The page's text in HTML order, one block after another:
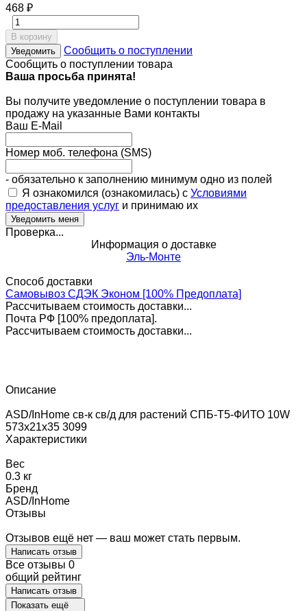
468 ₽
В корзину
Уведомить
Сообщить о поступлении
Сообщить о поступлении товара
Ваша просьба принята!
Вы получите уведомление о поступлении товара в
продажу на указанные Вами контакты
Ваш E-Mail
Номер моб. телефона (SMS)
- обязательно к заполнению минимум одно из полей
Я ознакомился (ознакомилась) с Условиями
предоставления услуг и принимаю их
Проверка...
Информация о доставке
Эль-Монте
Способ доставки
Самовывоз СДЭК Эконом [100% Предоплата]
Рассчитываем стоимость доставки...
Почта РФ [100% предоплата].
Рассчитываем стоимость доставки...
Описание
ASD/InHome св-к св/д для растений СПБ-Т5-ФИТО 10W
573x21x35 3099
Характеристики
Вес
0.3 кг
Бренд
ASD/InHome
Отзывы
Отзывов ещё нет — ваш может стать первым.
Написать отзыв
Все отзывы 0
общий рейтинг
Написать отзыв
Показать ещё